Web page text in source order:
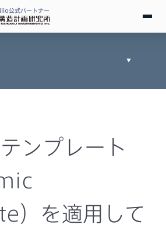
公式パートナー
Toggle
ンプレート
）を適用して